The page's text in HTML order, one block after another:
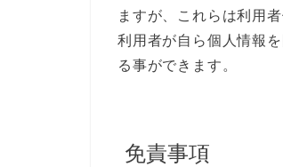
ますが、これらは利用
利用者が自ら個人情報
る事ができます。
免責事項